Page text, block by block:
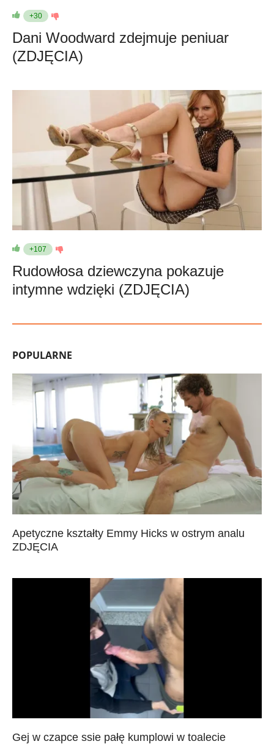
+30
Dani Woodward zdejmuje peniuar
(ZDJĘCIA)
+107
Rudowłosa dziewczyna pokazuje
intymne wdzięki (ZDJĘCIA)
POPULARNE
Apetyczne kształty Emmy Hicks w ostrym analu
ZDJĘCIA
Gej w czapce ssie pałę kumplowi w toalecie